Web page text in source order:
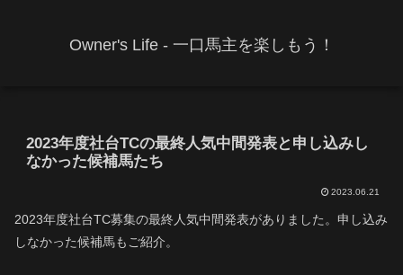
Owner's Life - 一口馬主を楽しもう！
2023年度社台TCの最終人気中間発表と申し込みし
なかった候補馬たち
2023.06.21
2023年度社台TC募集の最終人気中間発表がありました。申し込み
しなかった候補馬もご紹介。